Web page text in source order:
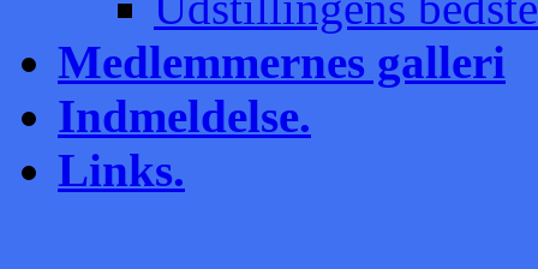
Medlemmernes galleri
Indmeldelse.
Links.